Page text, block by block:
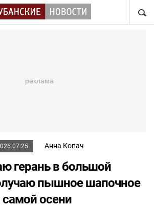
07:25 Анна Копач
герань в большой
пышное шапочное
самой осени